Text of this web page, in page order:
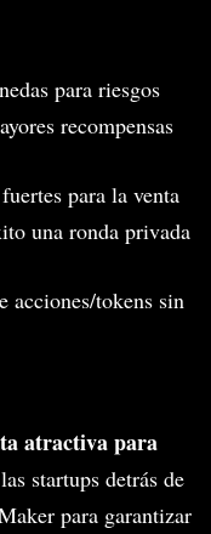
para riesgos
recompensas
para la venta
una ronda privada
acciones/tokens sin
atractiva para
startups detrás de
para garantizar